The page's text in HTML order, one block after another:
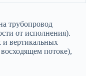
трубопровод
от исполнения).
и вертикальных
потоке),